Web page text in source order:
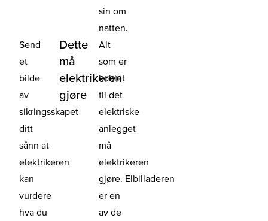
sin om
natten.
Send
et
bilde
av
sikringsskapet
ditt
sånn at
elektrikeren
kan
vurdere
hva du
Dette
må
elektrikeren
gjøre
Alt
som er
koblet
til det
elektriske
anlegget
må
elektrikeren
gjøre. Elbilladeren
er en
av de